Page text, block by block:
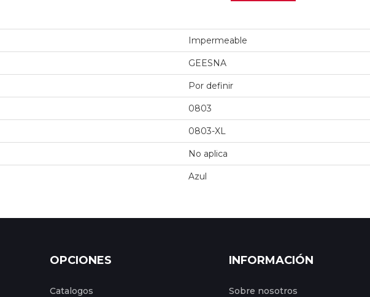
Impermeable
GEESNA
Por definir
0803
0803-XL
No aplica
Azul
OPCIONES
Catalogos
INFORMACIÓN
Sobre nosotros